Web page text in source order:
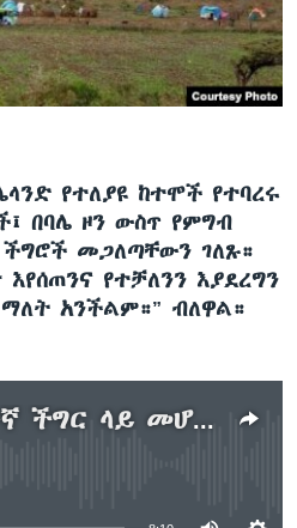
የተለያዩ ከተሞች የተባረሩ
በባሌ ዞን ውስጥ የምግብ
መጋለጣቸውን ገለጹ።
እየሰጠንና የተቻለንን እያደረግን
አንችልም።” ብለዋል።
ተፈናቃዮች በከፍተኛ ችግር ላይ መሆናቸውን ገለጹ
currently available